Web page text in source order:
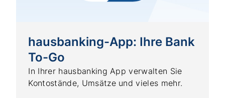
hausbanking-App: Ihre Bank
To-Go
In Ihrer hausbanking App verwalten Sie
Kontostände, Umsätze und vieles mehr.